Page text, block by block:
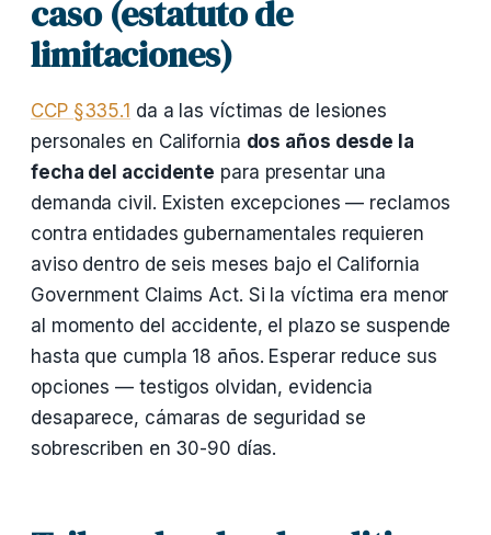
caso (estatuto de
limitaciones)
CCP §335.1 da a las víctimas de lesiones
personales en California dos años desde la
fecha del accidente para presentar una
demanda civil. Existen excepciones — reclamos
contra entidades gubernamentales requieren
aviso dentro de seis meses bajo el California
Government Claims Act. Si la víctima era menor
al momento del accidente, el plazo se suspende
hasta que cumpla 18 años. Esperar reduce sus
opciones — testigos olvidan, evidencia
desaparece, cámaras de seguridad se
sobrescriben en 30-90 días.